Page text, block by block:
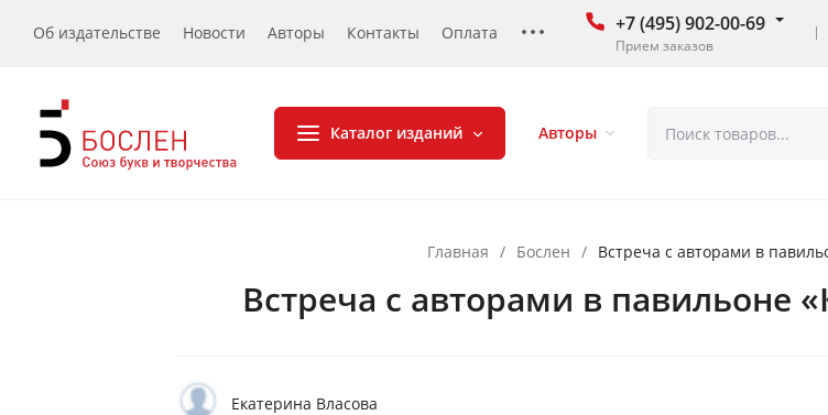
Об издательстве Новости Авторы Контакты Оплата +7 (495) 902-00-69
Прием заказов
Каталог изданий Авторы
Главная / Бослен / Встреча с авторами в
Встреча с авторами в
Екатерина Власова